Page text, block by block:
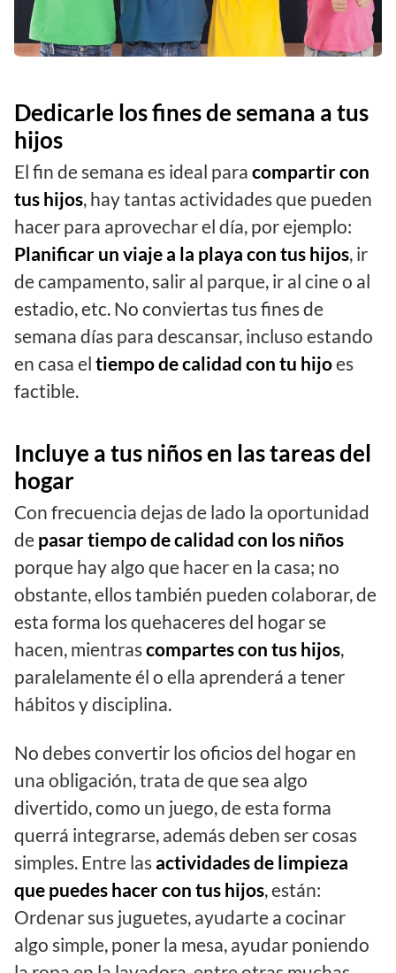
Dedicarle los fines de semana a tus
hijos
El fin de semana es ideal para compartircon
tus hijos, hay tantas actividades que pueden
hacer para aprovechar el día, por ejemplo:
Planificar un viaje a la playa con tus hijos, ir
de campamento, salir al parque, ir al cine o al
estadio, etc. No conviertas tus fines de
semana días para descansar, incluso estando
en casa el tiempo de calidad con tu hijoes
factible.
Incluye a tus niños en las tareas del
hogar
Con frecuencia dejas de lado la oportunidad
de pasar tiempo de calidad con los niños
porque hay algo que hacer en la casa; no
obstante, ellos también pueden colaborar, de
esta forma los quehaceres del hogar se
hacen, mientrascompartes con tus hijos,
paralelamente él o ella aprenderá a tener
hábitos y disciplina.
No debes convertir los oficios del hogar en
una obligación, trata de que sea algo
divertido, como un juego, de esta forma
querrá integrarse, además deben ser cosas
simples. Entre lasactividades de limpieza
que puedes hacer con tus hijos, están:
Ordenar sus juguetes, ayudarte a cocinar
algo simple, poner la mesa, ayudar poniendo